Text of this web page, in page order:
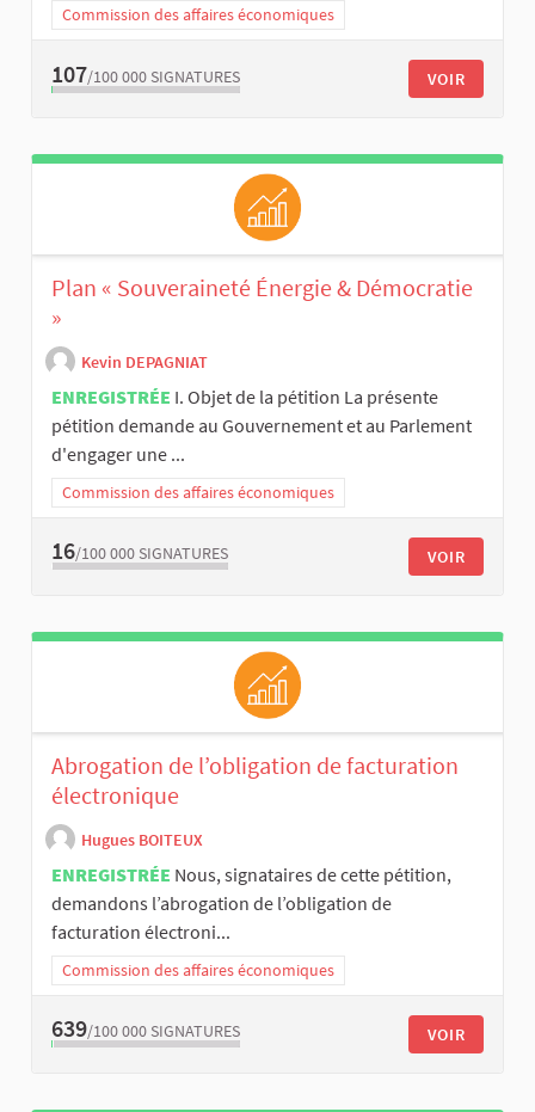
Commission des affaires économiques
107/100 000 SIGNATURES VOIR
Plan « Souveraineté Énergie & Démocratie
»
Kevin DEPAGNIAT
ENREGISTRÉE I. Objet de la pétition La présente
pétition demande au Gouvernement et au Parlement
d'engager une ...
Commission des affaires économiques
16/100 000 SIGNATURES VOIR
Abrogation de l’obligation de facturation
électronique
Hugues BOITEUX
ENREGISTRÉE Nous, signataires de cette pétition,
demandons l’abrogation de l’obligation de
facturation électroni...
Commission des affaires économiques
639/100 000 SIGNATURES VOIR